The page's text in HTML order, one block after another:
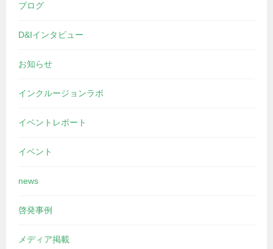
ブログ
D&Iインタビュー
お知らせ
インクルージョンラボ
イベントレポート
イベント
news
啓発事例
メディア掲載